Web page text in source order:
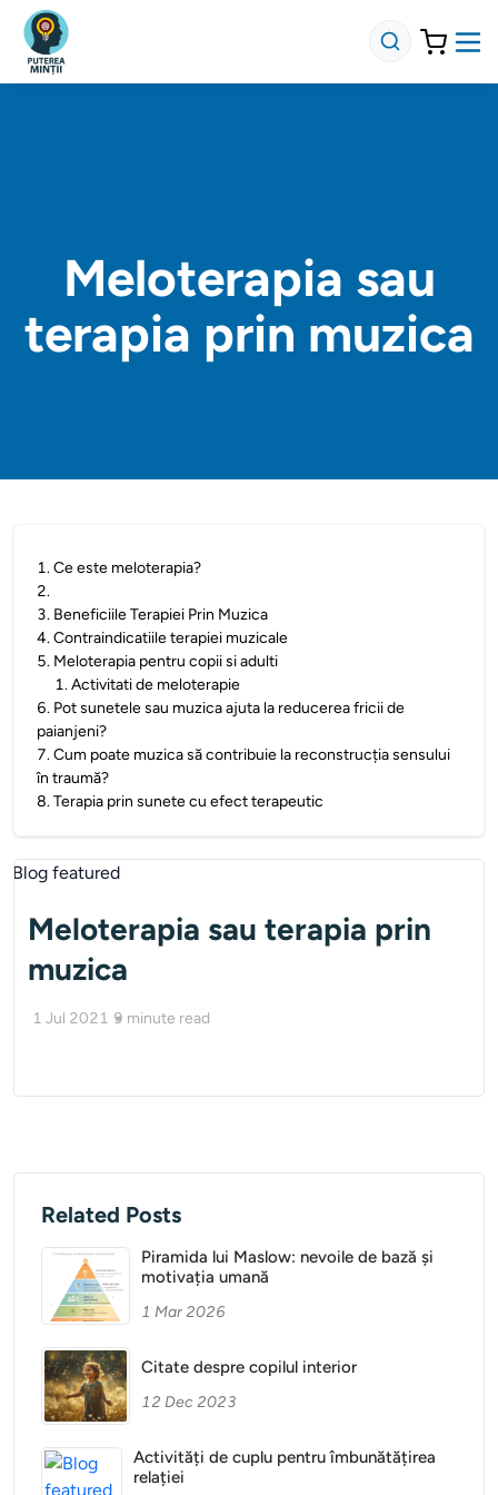
Meloterapia sau
terapia prin muzica
1.Ce este meloterapia?
2.
3. Beneficiile Terapiei Prin Muzica
4.Contraindicatiile terapiei muzicale
5. Meloterapia pentru copii si adulti
1.Activitati de meloterapie
6. Pot sunetele sau muzica ajuta la reducerea fricii de
paianjeni?
7.Cum poate muzica să contribuie la reconstrucția sensului
în traumă?
8.Terapia prin sunete cu efect terapeutic
Meloterapia sau terapia prin
muzica
1 Jul 2021 9 minute read
Related Posts
Piramida lui Maslow: nevoile de bază și
motivația umană
1 Mar 2026
Citate despre copilul interior
12 Dec 2023
Activități de cuplu pentru îmbunătățirea
relației